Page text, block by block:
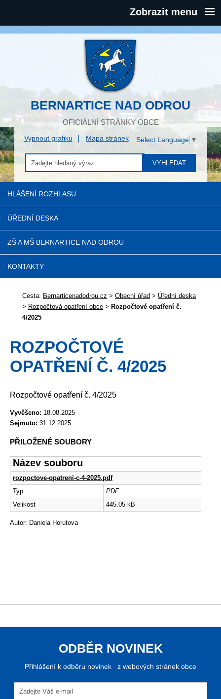
Zobrazit menu
BERNARTICE NAD ODROU
OFICIÁLNÍ STRÁNKY OBCE
Vypnout grafiku Mapa stránek Select Language ▼
VYHLEDAT
HLÁŠENÍ ROZHLASU
ÚŘEDNÍ DESKA
ZŠ A MŠ BERNARTICE NAD ODROU
KONTAKTY
Cesta: Bernarticenadodrou.cz > Obecní úřad > Úřední deska
> Rozpočtová opatření obce > Rozpočtové opatření č.
4/2025
ROZPOČTOVÉ
OPATŘENÍ Č. 4/2025
Rozpočtové opatření č. 4/2025
Vyvěšeno: 18.08.2025
Sejmuto: 31.12.2025
PŘILOŽENÉ SOUBORY
Název souboru
rozpoctove-opatreni-c-4-2025.pdf
Typ
PDF
Velikost
445.05 kB
Autor: Daniela Horutova
ODBĚR NOVINEK
Přihlášení k odběru novinek z webových stránek obce